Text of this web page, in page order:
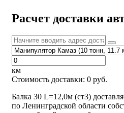
Расчет доставки
км
Стоимость доставки: 0 руб.
Балка 30 L=12,0м (ст3)
по Ленинградской области